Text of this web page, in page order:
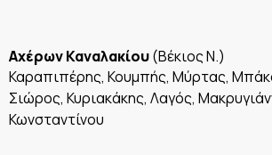
Αχέρων Καναλακίου(Βέκιος Ν.)
Καραπιπέρης, Κουμπής, Μύρτας,
Σιώρος, Κυριακάκης, Λαγός,
Κωνσταντίνου